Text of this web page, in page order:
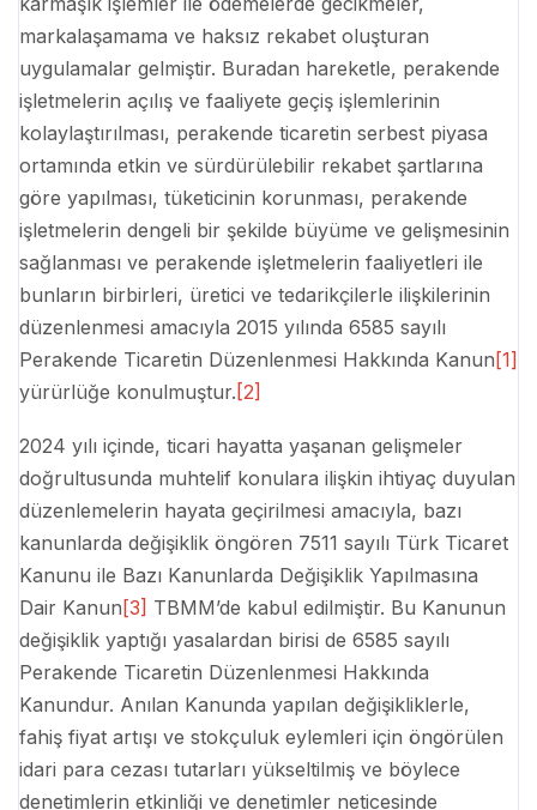
markalaşamama ve haksız rekabet oluşturan
uygulamalar gelmiştir. Buradan hareketle, perakende
işletmelerin açılış ve faaliyete geçiş işlemlerinin
kolaylaştırılması, perakende ticaretin serbest piyasa
ortamında etkin ve sürdürülebilir rekabet şartlarına
göre yapılması, tüketicinin korunması, perakende
işletmelerin dengeli bir şekilde büyüme ve gelişmesinin
sağlanması ve perakende işletmelerin faaliyetleri ile
bunların birbirleri, üretici ve tedarikçilerle ilişkilerinin
düzenlenmesi amacıyla 2015 yılında 6585 sayılı
Perakende Ticaretin Düzenlenmesi Hakkında Kanun [1]
yürürlüğe konulmuştur. [2]
2024 yılı içinde, ticari hayatta yaşanan gelişmeler
doğrultusunda muhtelif konulara ilişkin ihtiyaç duyulan
düzenlemelerin hayata geçirilmesi amacıyla, bazı
kanunlarda değişiklik öngören 7511 sayılı Türk Ticaret
Kanunu ile Bazı Kanunlarda Değişiklik Yapılmasına
Dair Kanun [3] TBMM’de kabul edilmiştir. Bu Kanunun
değişiklik yaptığı yasalardan birisi de 6585 sayılı
Perakende Ticaretin Düzenlenmesi Hakkında
Kanundur. Anılan Kanunda yapılan değişikliklerle,
fahiş fiyat artışı ve stokçuluk eylemleri için öngörülen
idari para cezası tutarları yükseltilmiş ve böylece
denetimlerin etkinliği ve denetimler neticesinde